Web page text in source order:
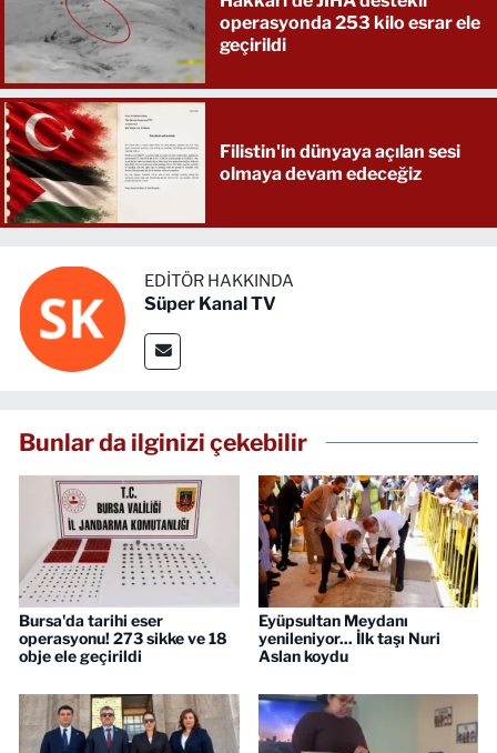
operasyonda 253 kilo esrar ele
geçirildi
Filistin'in dünyaya açılan sesi
olmaya devam edeceğiz
EDITÖR HAKKINDA
Süper Kanal TV
Bunlar da ilginizi çekebilir
Bursa'da tarihi eser
operasyonu! 273 sikke ve 18
obje ele geçirildi
Eyüpsultan Meydanı
yenileniyor... İlk taşı Nuri
Aslan koydu